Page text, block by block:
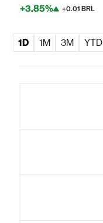
+3.85% +0.01 BRL
1D 1M 3M YTD